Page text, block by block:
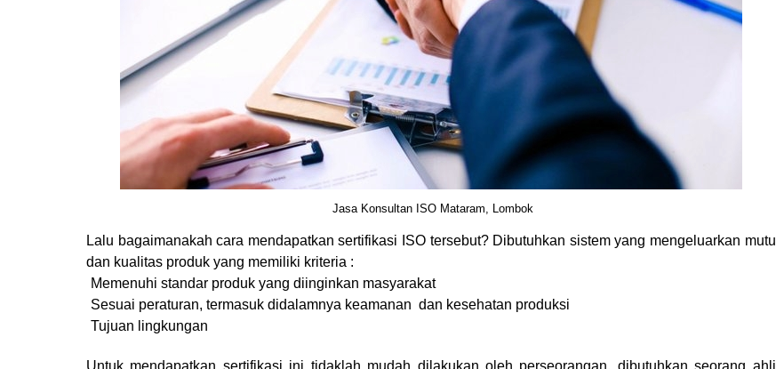
Jasa Konsultan ISO Mataram, Lombok
Lalu bagaimanakah cara mendapatkan sertifikasi ISO tersebut? Dibutuhkan sistem yang mengeluarkan mutu
dan kualitas produk yang memiliki kriteria :
Memenuhi standar produk yang diinginkan masyarakat
Sesuai peraturan, termasuk didalamnya keamanan dan kesehatan produksi
Tujuan lingkungan
Untuk mendapatkan sertifikasi ini tidaklah mudah dilakukan oleh perseorangan, dibutuhkan seorang ahli